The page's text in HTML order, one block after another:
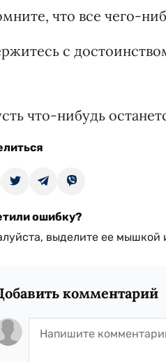
что все чего-
с
что-нибудь
ошибку?
выделите ее
комментарий